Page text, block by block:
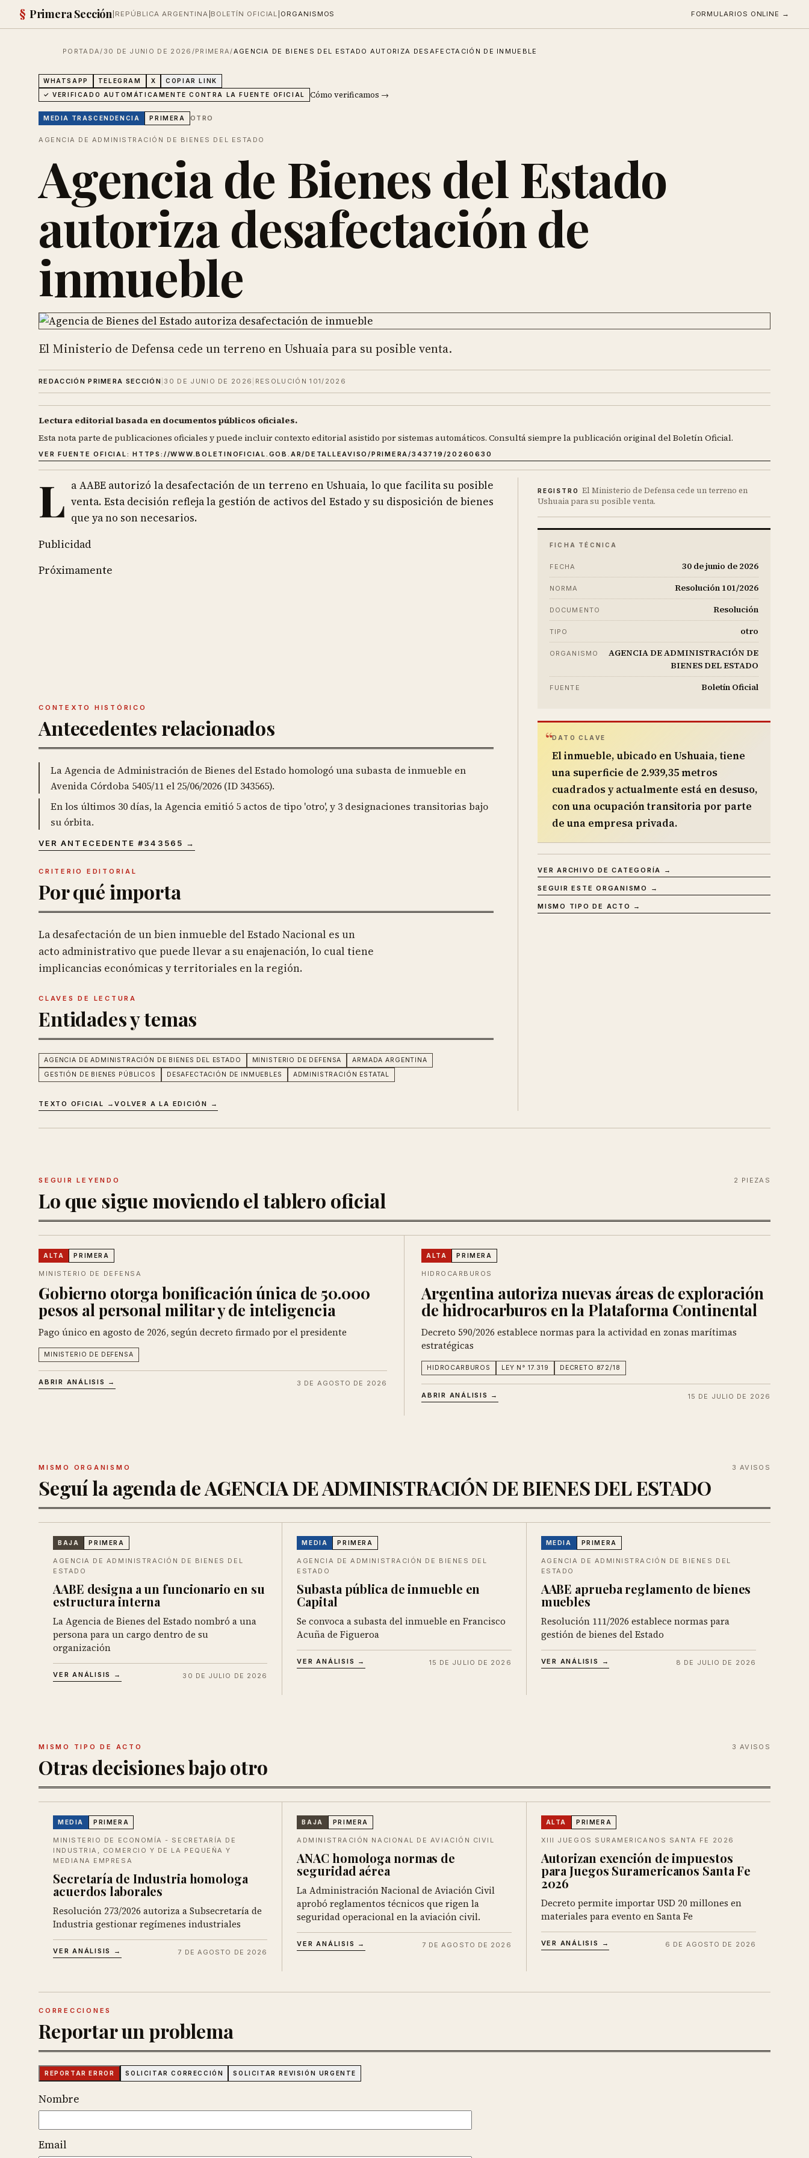
§ Primera Sección REPÚBLICA ARGENTINA BOLETÍN OFICIAL ORGANISMOS FORMULARIOS ONLINE →
PORTADA/ 30 DE JUNIO DE 2026 /PRIMERA/AGENCIA DE BIENES DEL ESTADO AUTORIZA DESAFECTACIÓN DE INMUEBLE
WHATSAPP TELEGRAM X
COPIAR LINK
✓ VERIFICADO AUTOMÁTICAMENTE CONTRA LA FUENTE OFICIAL
Cómo verificamos →
MEDIA TRASCENDENCIA PRIMERA OTRO
AGENCIA DE ADMINISTRACIÓN DE BIENES DEL ESTADO
Agencia de Bienes del Estado
autoriza desafectación de
inmueble
El Ministerio de Defensa cede un terreno en Ushuaia para su posible venta.
REDACCIÓN PRIMERA SECCIÓN 30 DE JUNIO DE 2026 RESOLUCIÓN 101/2026
Lectura editorial basada en documentos públicos oficiales.
Esta nota parte de publicaciones oficiales y puede incluir contexto editorial asistido por sistemas automáticos. Consultá siempre la publicación original del Boletín Oficial.
VER FUENTE OFICIAL:HTTPS://WWW.BOLETINOFICIAL.GOB.AR/DETALLEAVISO/PRIMERA/343719/20260630
L a AABE autorizó la desafectación de un terreno en Ushuaia, lo que facilita su posible
venta. Esta decisión refleja la gestión de activos del Estado y su disposición de bienes
que ya no son necesarios.
Publicidad
Próximamente
CONTEXTO HISTÓRICO
Antecedentes relacionados
La Agencia de Administración de Bienes del Estado homologó una subasta de inmueble en
Avenida Córdoba 5405/11 el 25/06/2026 (ID 343565).
En los últimos 30 días, la Agencia emitió 5 actos de tipo 'otro', y 3 designaciones transitorias bajo
su órbita.
VER ANTECEDENTE #343565 →
CRITERIO EDITORIAL
Por qué importa
La desafectación de un bien inmueble del Estado Nacional es un
acto administrativo que puede llevar a su enajenación, lo cual tiene
implicancias económicas y territoriales en la región.
CLAVES DE LECTURA
Entidades y temas
AGENCIA DE ADMINISTRACIÓN DE BIENES DEL ESTADO MINISTERIO DE DEFENSA
ARMADA ARGENTINA
GESTIÓN DE BIENES PÚBLICOS
DESAFECTACIÓN DE INMUEBLES ADMINISTRACIÓN ESTATAL
TEXTO OFICIAL →VOLVER A LA EDICIÓN →
REGISTRO
El Ministerio de Defensa cede un terreno en
Ushuaia para su posible venta.
FICHA TÉCNICA
FECHA 30 de junio de 2026
NORMA Resolución 101/2026
DOCUMENTO Resolución
TIPO otro
ORGANISMO
AGENCIA DE ADMINISTRACIÓN DE
BIENES DEL ESTADO
FUENTE Boletín Oficial
DATO CLAVE
El inmueble, ubicado en Ushuaia, tiene
una superficie de 2.939,35 metros
cuadrados y actualmente está en desuso,
con una ocupación transitoria por parte
de una empresa privada.
VER ARCHIVO DE CATEGORÍA →
SEGUIR ESTE ORGANISMO →
MISMO TIPO DE ACTO →
SEGUIR LEYENDO
Lo que sigue moviendo el tablero oficial
2 PIEZAS
ALTA PRIMERA
MINISTERIO DE DEFENSA
Gobierno otorga bonificación única de 50.000
pesos al personal militar y de inteligencia
Pago único en agosto de 2026, según decreto firmado por el presidente
MINISTERIO DE DEFENSA
ABRIR ANÁLISIS → 3 DE AGOSTO DE 2026
ALTA PRIMERA
HIDROCARBUROS
Argentina autoriza nuevas áreas de exploración
de hidrocarburos en la Plataforma Continental
Decreto 590/2026 establece normas para la actividad en zonas marítimas
estratégicas
HIDROCARBUROS LEY N° 17.319 DECRETO 872/18
ABRIR ANÁLISIS → 15 DE JULIO DE 2026
MISMO ORGANISMO
Seguí la agenda de AGENCIA DE ADMINISTRACIÓN DE BIENES DEL ESTADO
3 AVISOS
BAJA PRIMERA
AGENCIA DE ADMINISTRACIÓN DE BIENES DEL
ESTADO
AABE designa a un funcionario en su
estructura interna
La Agencia de Bienes del Estado nombró a una
persona para un cargo dentro de su
organización
VER ANÁLISIS → 30 DE JULIO DE 2026
MEDIA PRIMERA
AGENCIA DE ADMINISTRACIÓN DE BIENES DEL
ESTADO
Subasta pública de inmueble en
Capital
Se convoca a subasta del inmueble en Francisco
Acuña de Figueroa
VER ANÁLISIS → 15 DE JULIO DE 2026
MEDIA PRIMERA
AGENCIA DE ADMINISTRACIÓN DE BIENES DEL
ESTADO
AABE aprueba reglamento de bienes
muebles
Resolución 111/2026 establece normas para
gestión de bienes del Estado
VER ANÁLISIS → 8 DE JULIO DE 2026
MISMO TIPO DE ACTO
Otras decisiones bajo otro
3 AVISOS
MEDIA PRIMERA
MINISTERIO DE ECONOMÍA - SECRETARÍA DE
INDUSTRIA, COMERCIO Y DE LA PEQUEÑA Y
MEDIANA EMPRESA
Secretaría de Industria homologa
acuerdos laborales
Resolución 273/2026 autoriza a Subsecretaría de
Industria gestionar regímenes industriales
VER ANÁLISIS → 7 DE AGOSTO DE 2026
BAJA PRIMERA
ADMINISTRACIÓN NACIONAL DE AVIACIÓN CIVIL
ANAC homologa normas de
seguridad aérea
La Administración Nacional de Aviación Civil
aprobó reglamentos técnicos que rigen la
seguridad operacional en la aviación civil.
VER ANÁLISIS → 7 DE AGOSTO DE 2026
ALTA PRIMERA
XIII JUEGOS SURAMERICANOS SANTA FE 2026
Autorizan exención de impuestos
para Juegos Suramericanos Santa Fe
2026
Decreto permite importar USD 20 millones en
materiales para evento en Santa Fe
VER ANÁLISIS → 6 DE AGOSTO DE 2026
CORRECCIONES
Reportar un problema
REPORTAR ERROR SOLICITAR CORRECCIÓN SOLICITAR REVISIÓN URGENTE
Nombre
Email